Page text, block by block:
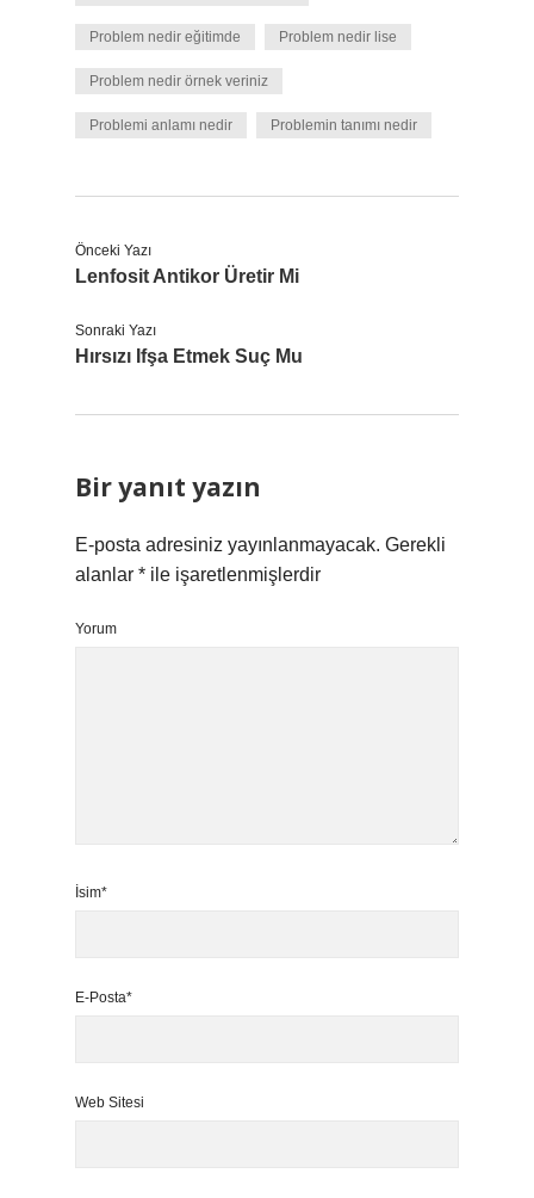
Problem nedir eğitimde Problem nedir lise
Problem nedir örnek veriniz
Problemi anlamı nedir Problemin tanımı nedir
Önceki Yazı
Lenfosit Antikor Üretir Mi
Sonraki Yazı
Hırsızı Ifşa Etmek Suç Mu
Bir yanıt yazın
E-posta adresiniz yayınlanmayacak. Gerekli
alanlar * ile işaretlenmişlerdir
Yorum
İsim*
E-Posta*
Web Sitesi